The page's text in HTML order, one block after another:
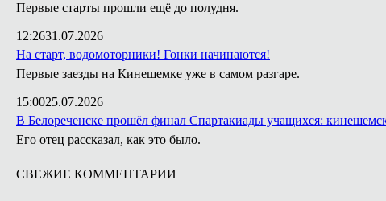
Первые старты прошли ещё до полудня.
12:2631.07.2026
На старт, водомоторники! Гонки начинаются!
Первые заезды на Кинешемке уже в самом разгаре.
15:0025.07.2026
В Белореченске прошёл финал Спартакиады учащихся:
Его отец рассказал, как это было.
СВЕЖИЕ КОММЕНТАРИИ